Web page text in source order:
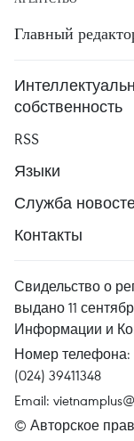
Главный
собственность
RSS
Языки
Служба
Контакты
Свидельство о
выдано 11
Информации и
Номер телефона:
(024) 39411348
Email:
© Авторское